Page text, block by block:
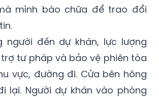
đầu, cười tươi khi có người
Một số luật sư (LS) tiếp cận
mình bào chữa để trao đổi
người đến dự khán, lực lượng
tư pháp và bảo vệ phiên tòa